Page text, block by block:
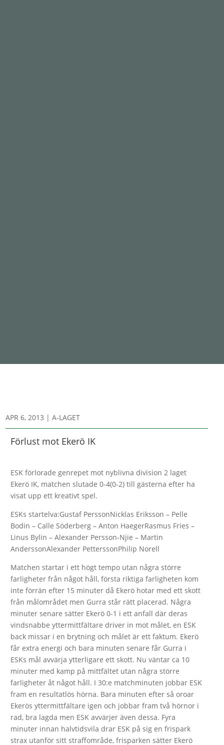
APR 6, 2013 |A-LAGET
Förlust mot Ekerö IK
ESK förlorade genrepet mot nyblivna division 2 laget
Ekerö IK, matchen slutade 0-4(0-2) till gästerna efter ha
visat upp ett kreativt spel.
ESKs startelva:Gustaf PerssonNicklas Eriksson – Pelle
Bodin – Calle Söderberg – Anton HaegerRasmus Fries –
Linus Bylin – Alexander Persson-Njie – Martin
AnderssonAlexander PetterssonPhilip Norell
Matchen startar i ett högt tempo utan några större
farligheter från något håll, första riktiga farligheten kom
inte förrän efter 15 minuter då Ekerö hotar med ett skott
från målområdet men Gurra står rätt placerad. Några
minuter senare sätter Ekerö 0-1 i ett anfall där deras
vindsnabbe yttermittfältare driver in mot målet, en ESK
back missar i en brytning och målet är ett faktum. Ekerö
får extra energi och bara minuten senare får Gurra i
ESKs mål avvärja ytterligare ett skott. Nu väntar ca 10
minuter med kamp på mittfältet utan några större
farligheter åt något håll. I 30:e matchminuten jobbar ESK
fram en resultatlös hörna. Bara minuten efter så oroar
Ekerös yttermittfältare igen och jobbar fram två hörnor i
rad, bra lagda men ESK avvärjer även dessa. Fyra
minuter innan halvtidsvila drar ESK på sig en frispark
strax utanför sitt straffområde, frisparken sätter Ekerö